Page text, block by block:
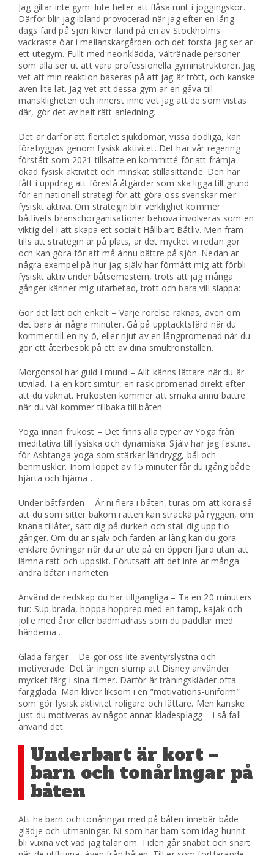
Jag gillar inte gym. Inte heller att flåsa runt i joggingskor.
Därför blir jag ibland provocerad när jag efter en lång
dags färd på sjön kliver iland på en av Stockholms
vackraste öar i mellanskärgården och det första jag ser är
ett utegym. Fullt med neonklädda, vältränade personer
som alla ser ut att vara professionella gyminstruktörer. Jag
vet att min reaktion baseras på att jag är trött, och kanske
även lite lat. Jag vet att dessa gym är en gåva till
mänskligheten och innerst inne vet jag att de som vistas
där, gör det av helt rätt anledning.
Det är därför att flertalet sjukdomar, vissa dödliga, kan
förebyggas genom fysisk aktivitet. Det har vår regering
förstått som 2021 tillsatte en kommitté för att främja
ökad fysisk aktivitet och minskat stillasittande. Den har
fått i uppdrag att föreslå åtgärder som ska ligga till grund
för en nationell strategi för att göra oss svenskar mer
fysiskt aktiva. Om strategin blir verklighet kommer
båtlivets branschorganisationer behöva involveras som en
viktig del i att skapa ett socialt Hållbart Båtliv. Men fram
tills att strategin är på plats, är det mycket vi redan gör
och kan göra för att må ännu bättre på sjön. Nedan är
några exempel på hur jag själv har förmått mig att förbli
fysiskt aktiv under båtsemestern, trots att jag många
gånger känner mig utarbetad, trött och bara vill slappa:
Gör det lätt och enkelt – Varje rörelse räknas, även om
det bara är några minuter. Gå på upptäcktsfärd när du
kommer till en ny ö, eller njut av en långpromenad när du
gör ett återbesök på ett av dina smultronställen.
Morgonsol har guld i mund – Allt känns lättare när du är
utvilad. Ta en kort simtur, en rask promenad direkt efter
att du vaknat. Frukosten kommer att smaka ännu bättre
när du väl kommer tillbaka till båten.
Yoga innan frukost – Det finns alla typer av Yoga från
meditativa till fysiska och dynamiska. Själv har jag fastnat
för Ashtanga-yoga som stärker ländrygg, bål och
benmuskler. Inom loppet av 15 minuter får du igång både
hjärta och hjärna .
Under båtfärden – Är ni flera i båten, turas om att köra så
att du som sitter bakom ratten kan sträcka på ryggen, om
knäna tillåter, sätt dig på durken och ställ dig upp tio
gånger. Om du är själv och färden är lång kan du göra
enklare övningar när du är ute på en öppen fjärd utan att
lämna ratt och uppsikt. Förutsatt att det inte är många
andra båtar i närheten.
Använd de redskap du har tillgängliga – Ta en 20 minuters
tur: Sup-bräda, hoppa hopprep med en tamp, kajak och
jolle med åror eller badmadrass som du paddlar med
händerna .
Glada färger – De gör oss lite äventyrslystna och
motiverade. Det är ingen slump att Disney använder
mycket färg i sina filmer. Därför är träningskläder ofta
färgglada. Man kliver liksom i en ”motivations-uniform”
som gör fysisk aktivitet roligare och lättare. Men kanske
just du motiveras av något annat klädesplagg – i så fall
använd det.
Underbart är kort –
barn och tonåringar på
båten
Att ha barn och tonåringar med på båten innebär både
glädje och utmaningar. Ni som har barn som idag hunnit
bli vuxna vet vad jag talar om. Tiden går snabbt och snart